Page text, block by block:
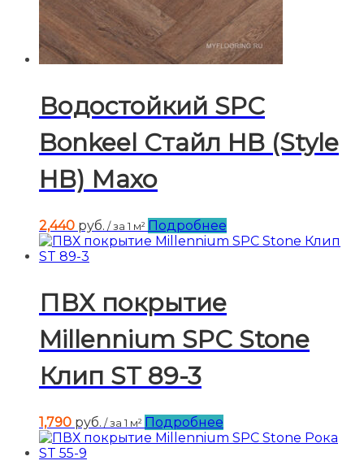
Водостойкий SPC
Bonkeel Стайл HB (Style
HB) Махо
2,440 руб. / за 1 м² Подробнее
ПВХ покрытие
Millennium SPC Stone
Клип ST 89-3
1,790 руб. / за 1 м² Подробнее